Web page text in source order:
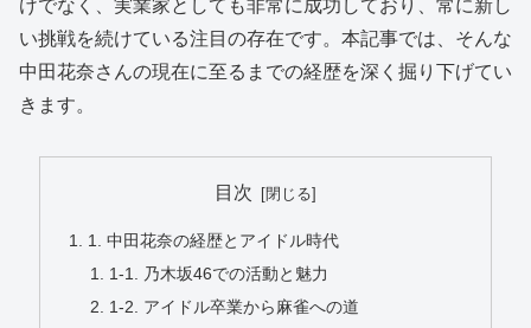
けでなく、実業家としても非常に成功しており、常に新し
い挑戦を続けている注目の存在です。本記事では、そんな
中田花奈さんの現在に至るまでの経歴を深く掘り下げてい
きます。
目次
1. 中田花奈の経歴とアイドル時代
1-1. 乃木坂46での活動と魅力
1-2. アイドル卒業から麻雀への道